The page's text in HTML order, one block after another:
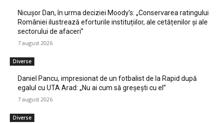
Nicușor Dan, în urma deciziei Moody’s: „Conservarea ratingului
României ilustrează eforturile instituțiilor, ale cetățenilor și ale
sectorului de afaceri”
7 august 2026
Diverse
Daniel Pancu, impresionat de un fotbalist de la Rapid după
egalul cu UTA Arad: „Nu ai cum să greșești cu el”
7 august 2026
Diverse